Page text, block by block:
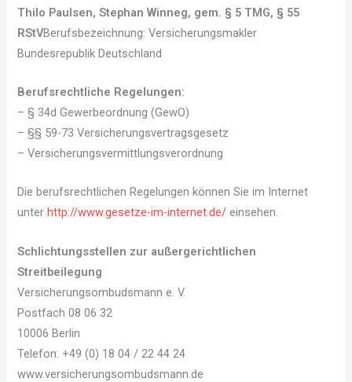
Thilo Paulsen, Stephan Winneg, gem. § 5 TMG, § 55
RStVBerufsbezeichnung: Versicherungsmakler
Bundesrepublik Deutschland
Berufsrechtliche Regelungen:
– § 34d Gewerbeordnung (GewO)
– §§ 59-73 Versicherungsvertragsgesetz
– Versicherungsvermittlungsverordnung
Die berufsrechtlichen Regelungen können Sie im Internet
unter http://www.gesetze-im-internet.de/ einsehen.
Schlichtungsstellen zur außergerichtlichen
Streitbeilegung
Versicherungsombudsmann e. V.
Postfach 08 06 32
10006 Berlin
Telefon: +49 (0) 18 04 / 22 44 24
www.versicherungsombudsmann.de